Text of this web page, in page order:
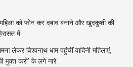
को फोन कर दबाव बनाने और खुदकुशी की
में
लेकर विश्वनाथ धाम पहुंचीं वादिनी महिलाएं,
मुक्त करो’ के लगे नारे